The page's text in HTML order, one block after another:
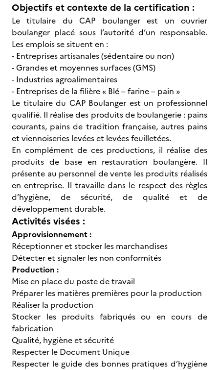
Objectifs et contexte de la certification :
Le titulaire du CAP boulanger est un ouvrier
boulanger placé sous l’autorité d’un responsable.
Les emplois se situent en :
- Entreprises artisanales (sédentaire ou non)
- Grandes et moyennes surfaces (GMS)
- Industries agroalimentaires
- Entreprises de la filière « Blé – farine – pain »
Le titulaire du CAP Boulanger est un professionnel
qualifié. Il réalise des produits de boulangerie : pains
courants, pains de tradition française, autres pains
et viennoiseries levées et levées feuilletées.
En complément de ces productions, il réalise des
produits de base en restauration boulangère. Il
présente au personnel de vente les produits réalisés
en entreprise. Il travaille dans le respect des règles
d’hygiène, de sécurité, de qualité et de
développement durable.
Activités visées :
Approvisionnement :
Réceptionner et stocker les marchandises
Détecter et signaler les non conformités
Production :
Mise en place du poste de travail
Préparer les matières premières pour la production
Réaliser la production
Stocker les produits fabriqués ou en cours de
fabrication
Qualité, hygiène et sécurité
Respecter le Document Unique
Respecter le guide des bonnes pratiques d’hygiène